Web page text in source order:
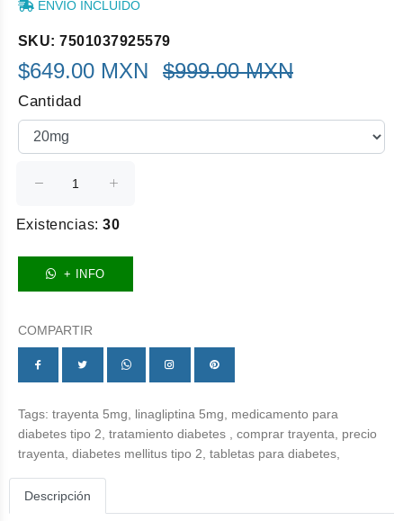
ENVÍO INCLUÍDO
SKU: 7501037925579
$649.00 MXN $999.00 MXN
Cantidad
Existencias:30
+ INFO
COMPARTIR
Tags: trayenta 5mg, linagliptina 5mg, medicamento para
diabetes tipo 2, tratamiento diabetes , comprar trayenta, precio
trayenta, diabetes mellitus tipo 2, tabletas para diabetes,
Descripción